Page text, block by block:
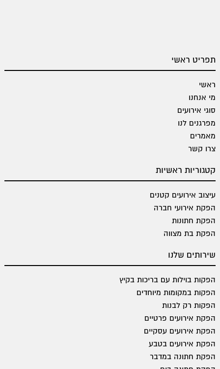
תפריט ראשי
ראשי
מי אנחנו
סוגי אירועים
מפרגנים לנו
מאמרים
צרו קשר
קטגוריות ראשיות
עיצוב אירועים קטנים
הפקת אירועי חברה
הפקת חתונות
הפקת בת מצווה
שירותים שלנו
הפקות בוילות עם בריכות בקיץ
הפקות במקומות מיוחדים
הפקות רק לבנות
הפקת אירועים פרטיים
הפקת אירועים עסקיים
הפקת אירועים בטבע
הפקת חתונה במדבר